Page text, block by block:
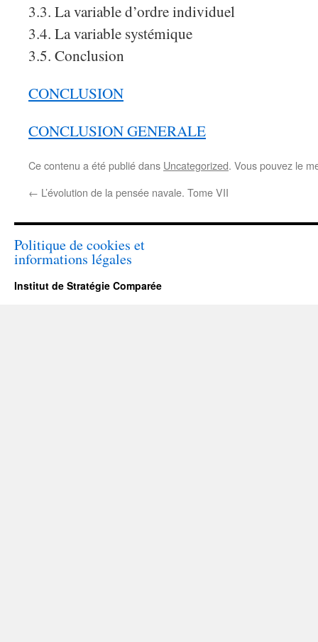
3.3. La variable d’ordre individuel
3.4. La variable systémique
3.5. Conclusion
CONCLUSION
CONCLUSION GENERALE
Ce contenu a été publié dans Uncategorized. Vous pouvez le
← L’évolution de la pensée navale. Tome VII
Politique de cookies et
informations légales
Institut de Stratégie Comparée